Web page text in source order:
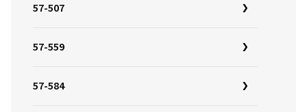
57-507
57-559
57-584